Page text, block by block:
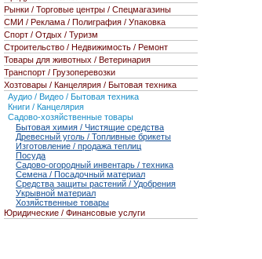
Рынки / Торговые центры / Спецмагазины
СМИ / Реклама / Полиграфия / Упаковка
Спорт / Отдых / Туризм
Строительство / Недвижимость / Ремонт
Товары для животных / Ветеринария
Транспорт / Грузоперевозки
Хозтовары / Канцелярия / Бытовая техника
Аудио / Видео / Бытовая техника
Книги / Канцелярия
Садово-хозяйственные товары
Бытовая химия / Чистящие средства
Древесный уголь / Топливные брикеты
Изготовление / продажа теплиц
Посуда
Садово-огородный инвентарь / техника
Семена / Посадочный материал
Средства защиты растений / Удобрения
Укрывной материал
Хозяйственные товары
Юридические / Финансовые услуги